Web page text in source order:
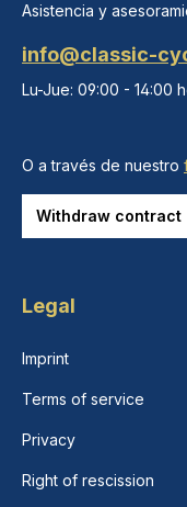
Asistencia y
info@classic-
Lu-Jue: 09:00 - 14:00
O a través de nuestro
Withdraw contract
Legal
Imprint
Terms of service
Privacy
Right of rescission